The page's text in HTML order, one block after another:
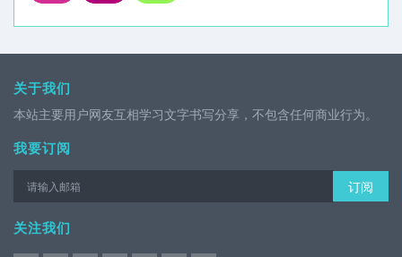
关于我们
本站主要用户网友互相学习文字书写分享，不包含任何商业行为。
我要订阅
订阅
关注我们